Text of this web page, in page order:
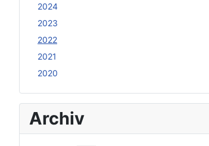
2024
2023
2022
2021
2020
Archiv